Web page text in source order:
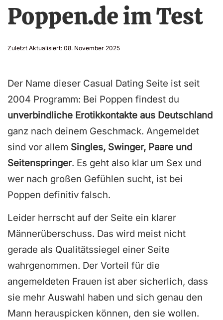
Poppen.de im Test
Zuletzt Aktualisiert: 08. November 2025
Der Name dieser Casual Dating Seite ist seit
2004 Programm: Bei Poppen findest du
unverbindliche Erotikkontakte aus Deutschland
ganz nach deinem Geschmack. Angemeldet
sind vor allem Singles, Swinger, Paare und
Seitenspringer. Es geht also klar um Sex und
wer nach großen Gefühlen sucht, ist bei
Poppen definitiv falsch.
Leider herrscht auf der Seite ein klarer
Männerüberschuss. Das wird meist nicht
gerade als Qualitätssiegel einer Seite
wahrgenommen. Der Vorteil für die
angemeldeten Frauen ist aber sicherlich, dass
sie mehr Auswahl haben und sich genau den
Mann herauspicken können, den sie wollen.